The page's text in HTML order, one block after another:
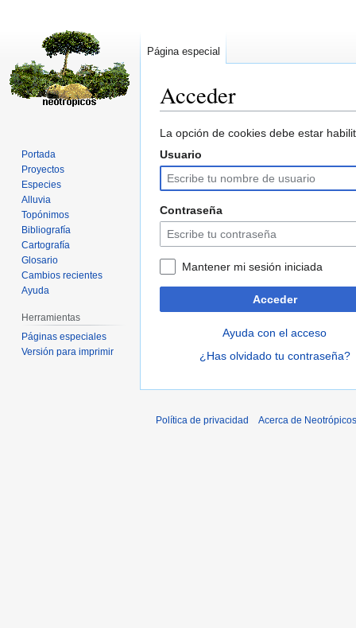
Acceder
Ir
a
la
navegación
Ir
a
la
búsqueda
La opción de cookies debe estar
Usuario
Contraseña
Mantener mi sesión iniciada
Acceder
Ayuda con el acceso
¿Has olvidado tu contraseña?
Página especial
Portada
Proyectos
Especies
Alluvia
Topónimos
Bibliografía
Cartografía
Glosario
Cambios recientes
Ayuda
Herramientas
Páginas especiales
Versión para imprimir
Política de privacidad Acerca de Neotrópicos